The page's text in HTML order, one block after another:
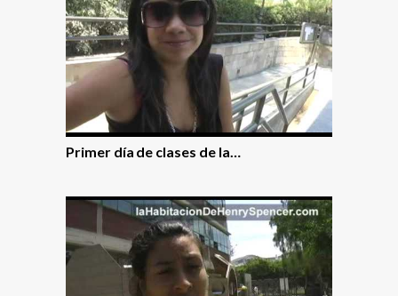
Primer dí­a de clases de la…